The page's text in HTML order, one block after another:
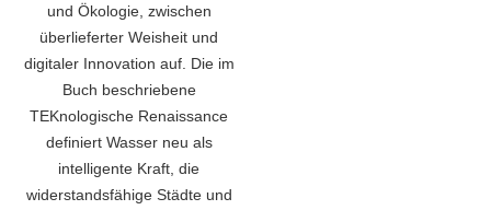
und Ökologie, zwischen
überlieferter Weisheit und
digitaler Innovation auf. Die im
Buch beschriebene
TEKnologische Renaissance
definiert Wasser neu als
intelligente Kraft, die
widerstandsfähige Städte und